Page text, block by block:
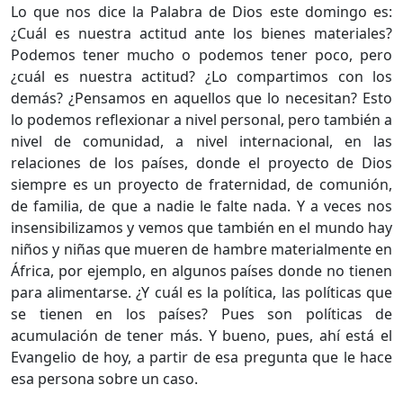
Lo que nos dice la Palabra de Dios este domingo es:
¿Cuál es nuestra actitud ante los bienes materiales?
Podemos tener mucho o podemos tener poco, pero
¿cuál es nuestra actitud? ¿Lo compartimos con los
demás? ¿Pensamos en aquellos que lo necesitan? Esto
lo podemos reflexionar a nivel personal, pero también a
nivel de comunidad, a nivel internacional, en las
relaciones de los países, donde el proyecto de Dios
siempre es un proyecto de fraternidad, de comunión,
de familia, de que a nadie le falte nada. Y a veces nos
insensibilizamos y vemos que también en el mundo hay
niños y niñas que mueren de hambre materialmente en
África, por ejemplo, en algunos países donde no tienen
para alimentarse. ¿Y cuál es la política, las políticas que
se tienen en los países? Pues son políticas de
acumulación de tener más. Y bueno, pues, ahí está el
Evangelio de hoy, a partir de esa pregunta que le hace
esa persona sobre un caso.